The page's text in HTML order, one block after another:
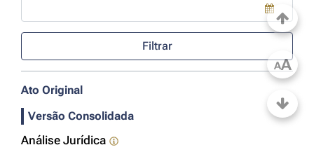
Use a tecla de seta para baixo para abrir o calendário; Use as
Filtrar
Ato Original
Versão Consolidada
Análise Jurídica
AA